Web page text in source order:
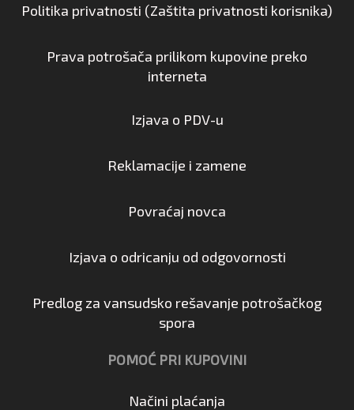
Politika privatnosti (Zaštita privatnosti korisnika)
Prava potrošača prilikom kupovine preko
interneta
Izjava o PDV-u
Reklamacije i zamene
Povraćaj novca
Izjava o odricanju od odgovornosti
Predlog za vansudsko rešavanje potrošačkog
spora
POMOĆ PRI KUPOVINI
Načini plaćanja